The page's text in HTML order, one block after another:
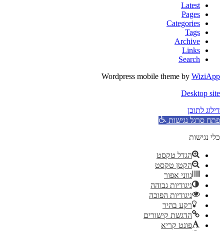
Latest
Pages
Categories
Tags
Archive
Links
Search
Wordpress mobile theme by WiziApp
Desktop site
דילוג לתוכן
פתח סרגל נגישות
כלי נגישות
הגדל טקסט
הקטן טקסט
גווני אפור
ניגודיות גבוהה
ניגודיות הפוכה
רקע בהיר
הדגשת קישורים
פונט קריא